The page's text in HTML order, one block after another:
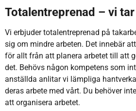
Totalentreprenad – vi
Vi erbjuder totalentreprenad på
sig om mindre arbeten. Det innebär
för allt från att planera arbetet till att
det. Behövs någon kompetens som
anställda anlitar vi lämpliga
deras arbete med vårt. Du behöver
att organisera arbetet.